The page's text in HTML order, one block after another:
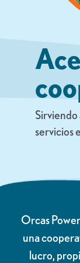
Sirviendo
servicios
Orcas
una
lucro,